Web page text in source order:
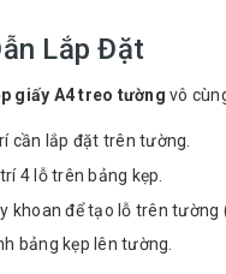
Lắp Đặt
giấy A4 treo tường vô
cần lắp đặt trên tường.
4 lỗ trên bảng kẹp.
khoan để tạo lỗ trên tường
bảng kẹp lên tường.